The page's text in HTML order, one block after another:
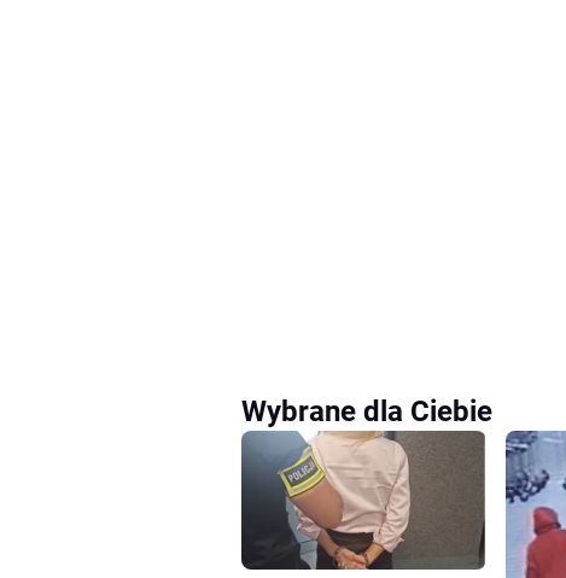
Wybrane dla Ciebie